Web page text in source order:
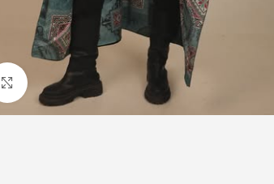
Click to enlarge